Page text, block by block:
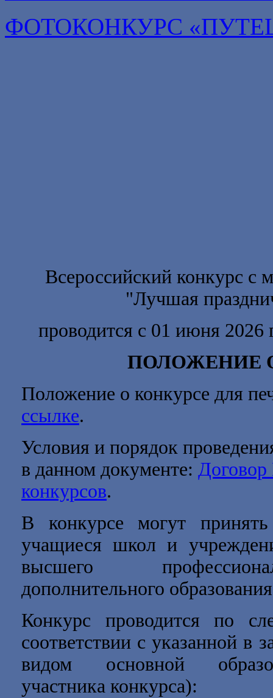
ФОТОКОНКУРС
Всероссийский конкурс с
"Лучшая
проводится с 01 июня 2026
ПОЛОЖЕНИЕ
Положение о конкурсе для
ссылке.
Условия и порядок
в данном документе:
конкурсов.
В конкурсе могут
учащиеся школ и
высшего
дополнительного
Конкурс проводится по
соответствии с указанной в
видом основной
участника конкурса):